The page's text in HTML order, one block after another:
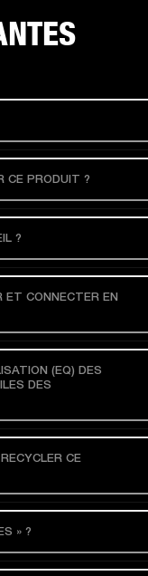
CE PRODUIT ?
?
ET CONNECTER EN
(EQ) DES
DES
CE
» ?